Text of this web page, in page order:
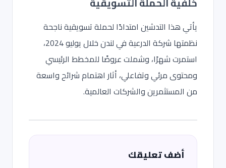
يأتي هذا التدشين امتدادًا لحملة تسويقية ناجحة
نظمتها شركة الدرعية في لندن خلال يوليو 2024،
استمرت شهرًا، وشملت عروضًا للمخطط الرئيسي
ومحتوى مرئي وتفاعلي، أثار اهتمام شرائح واسعة
من المستثمرين والشركات العالمية.
أضف تعليقك